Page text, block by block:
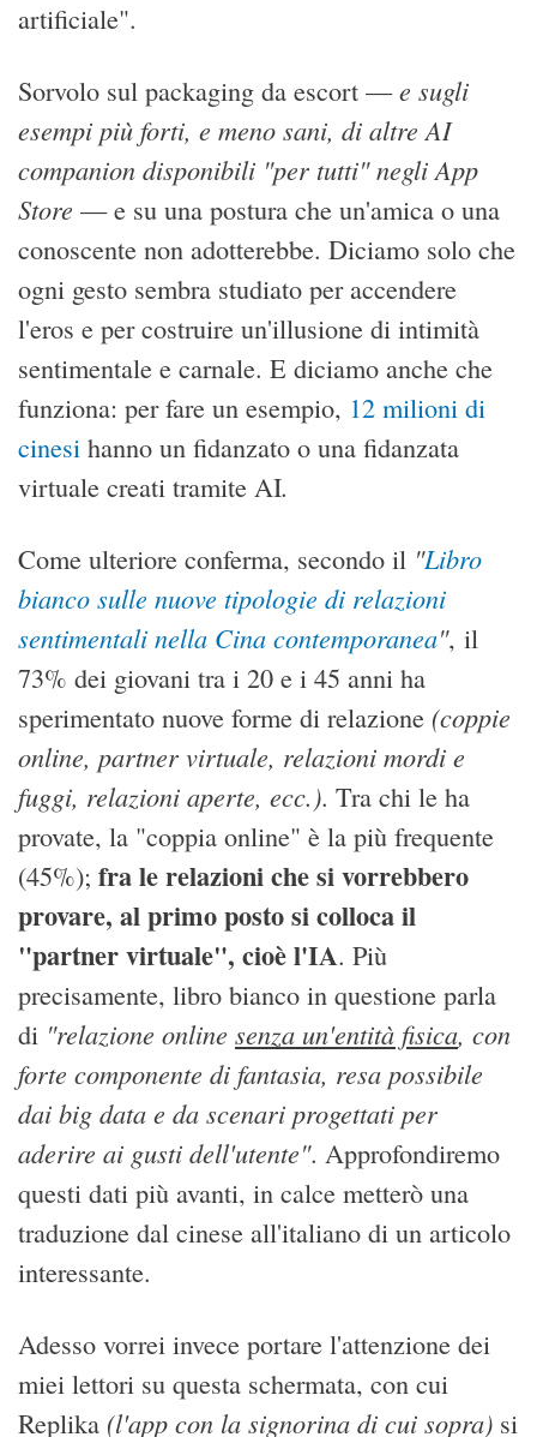
artificiale".
Sorvolo sul packaging da escort —e sugli
esempi più forti, e meno sani, di altre AI
companion disponibili "per tutti" negli App
Store — e su una postura che un'amica o una
conoscente non adotterebbe. Diciamo solo che
ogni gesto sembra studiato per accendere
l'eros e per costruire un'illusione di intimità
sentimentale e carnale. E diciamo anche che
funziona: per fare un esempio, 12 milioni di
cinesi hanno un fidanzato o una fidanzata
virtuale creati tramite AI.
Come ulteriore conferma, secondo il "Libro
bianco sulle nuove tipologie di relazioni
sentimentali nella Cina contemporanea", il
73% dei giovani tra i 20 e i 45 anni ha
sperimentato nuove forme di relazione (coppie
online, partner virtuale, relazioni mordi e
fuggi, relazioni aperte, ecc.). Tra chi le ha
provate, la "coppia online" è la più frequente
(45%); fra le relazioni che si vorrebbero
provare, al primo posto si colloca il
"partner virtuale", cioè l'IA. Più
precisamente, libro bianco in questione parla
di "relazione online senza un'entità fisica, con
forte componente di fantasia, resa possibile
dai big data e da scenari progettati per
aderire ai gusti dell'utente". Approfondiremo
questi dati più avanti, in calce metterò una
traduzione dal cinese all'italiano di un articolo
interessante.
Adesso vorrei invece portare l'attenzione dei
miei lettori su questa schermata, con cui
Replika (l'app con la signorina di cui sopra) si